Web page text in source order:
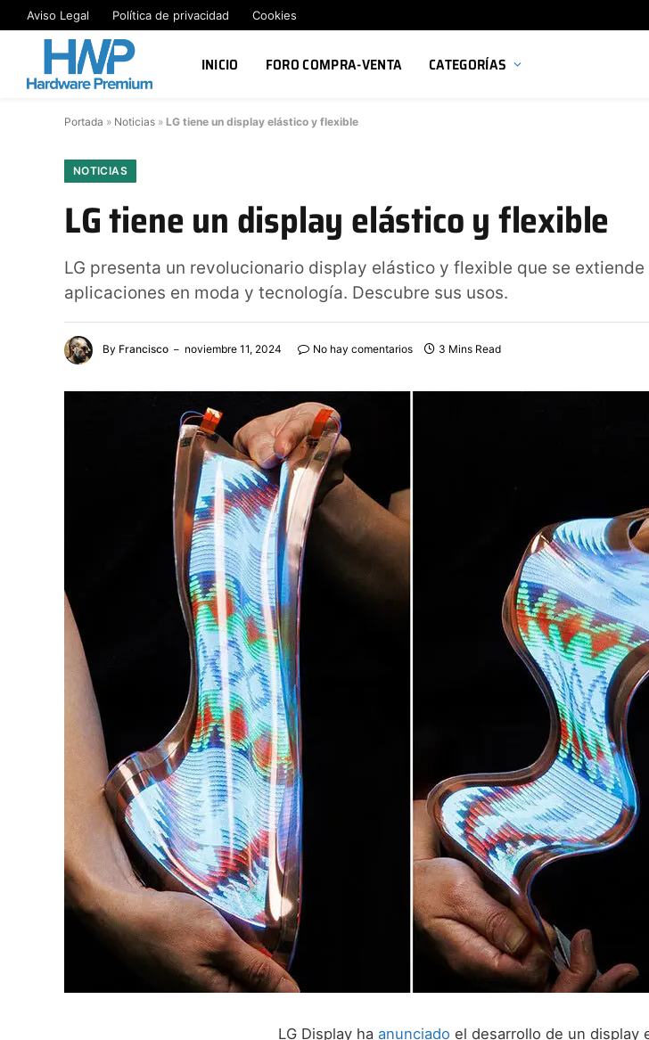
Aviso Legal Política de privacidad Cookies
INICIO FORO COMPRA-VENTA CATEGORÍAS
Portada » Noticias » LG tiene un display elástico y flexible
NOTICIAS
LG tiene un display elástico y flexible
LG presenta un revolucionario display elástico y flexible que se
aplicaciones en moda y tecnología. Descubre sus usos.
By Francisco noviembre 11, 2024 No hay comentarios 3 Mins Read
LG Display ha anunciado el desarrollo de un display